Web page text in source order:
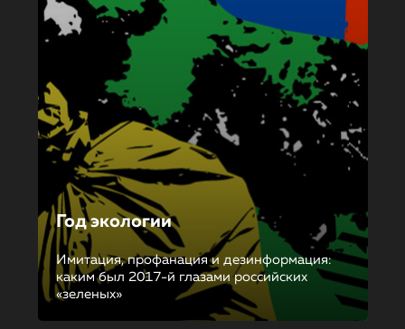
Год экологии
Имитация, профанация и дезинформация:
каким был 2017-й глазами российских
«зеленых»